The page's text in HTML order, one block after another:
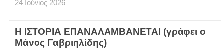
24 Ιούνιος 2026
Η ΙΣΤΟΡΙΑ ΕΠΑΝΑΛΑΜΒΑΝΕΤΑΙ (γράφει ο
Μάνος Γαβριηλίδης)